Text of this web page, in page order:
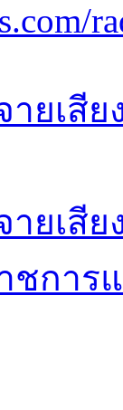
ยเสีย
ยเสีย
ชการ